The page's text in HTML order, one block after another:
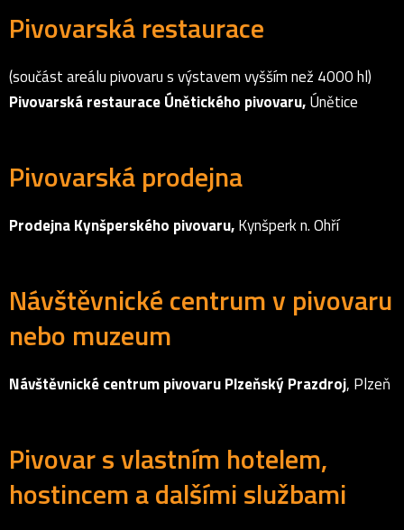
Pivovarská restaurace
(součást areálu pivovaru s výstavem vyšším než 4000 hl)
Pivovarská restaurace Únětického pivovaru,Únětice
Pivovarská prodejna
Prodejna Kynšperského pivovaru,Kynšperk n. Ohří
Návštěvnické centrum v pivovaru
nebo muzeum
Návštěvnické centrum pivovaru Plzeňský Prazdroj, Plzeň
Pivovar s vlastním hotelem,
hostincem a dalšími službami